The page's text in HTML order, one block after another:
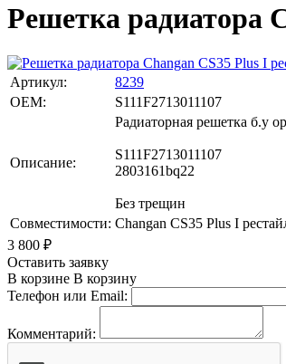
Решетка радиатора
Артикул:
8239
OEM:
S111F2713011107
Описание:
Радиаторная решетка б.у
S111F2713011107
2803161bq22
Без трещин
Совместимости: Changan CS35 Plus I
3 800 ₽
Оставить заявку
В корзине В корзину
Телефон или Email:
Комментарий: